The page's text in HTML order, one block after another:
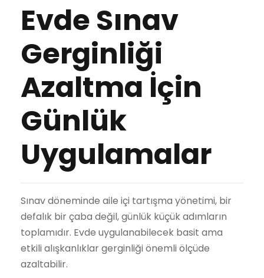
Evde Sınav
Gerginliği
Azaltma İçin
Günlük
Uygulamalar
Sınav döneminde aile içi tartışma yönetimi, bir
defalık bir çaba değil, günlük küçük adımların
toplamıdır. Evde uygulanabilecek basit ama
etkili alışkanlıklar gerginliği önemli ölçüde
azaltabilir.